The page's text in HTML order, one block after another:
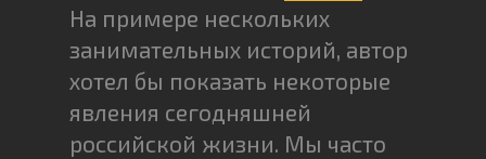
На примере нескольких
занимательных историй, автор
хотел бы показать некоторые
явления сегодняшней
российской жизни. Мы часто